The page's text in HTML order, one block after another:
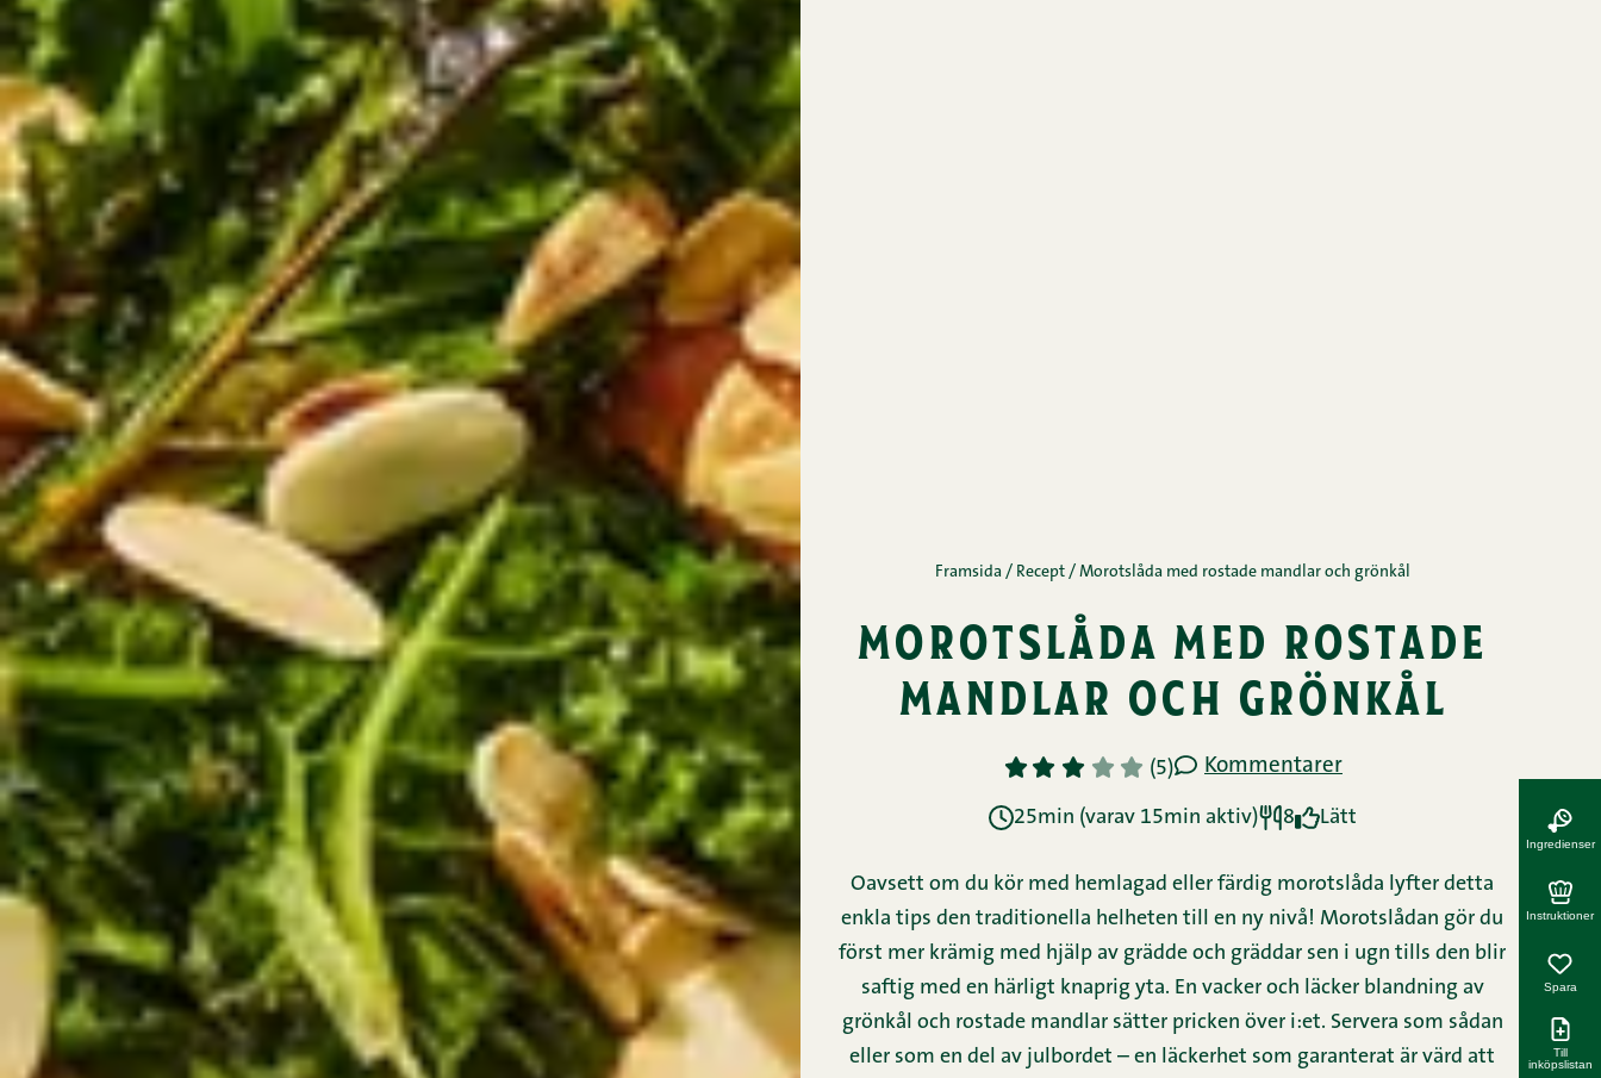
Framsida / Recept / Morotslåda med rostade mandlar och grönkål
morotslåda med rostade
mandlar och grönkål
1 2 3 4 5 (5) Kommentarer
25min (varav 15min aktiv) 8 Lätt
Oavsett om du kör med hemlagad eller färdig morotslåda lyfter detta
enkla tips den traditionella helheten till en ny nivå! Morotslådan gör du
först mer krämig med hjälp av grädde och gräddar sen i ugn tills den blir
saftig med en härligt knaprig yta. En vacker och läcker blandning av
grönkål och rostade mandlar sätter pricken över i:et. Servera som sådan
eller som en del av julbordet – en läckerhet som garanterat är värd att
Ingredienser
Instruktioner
Spara
Till
inköpslistan